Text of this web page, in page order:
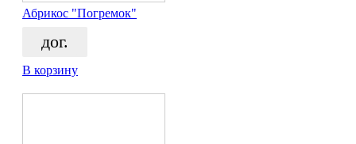
Абрикос "Погремок"
дог.
В корзину